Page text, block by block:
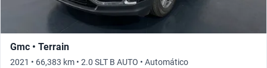
Gmc • Terrain
2021 • 66,383 km • 2.0 SLT B AUTO • Automático